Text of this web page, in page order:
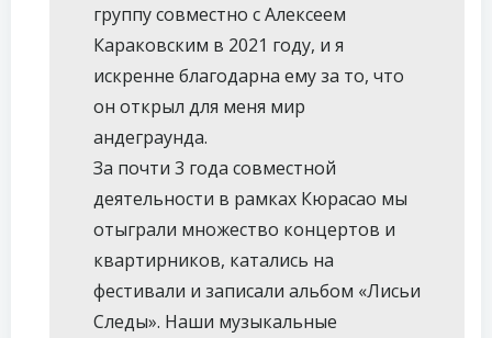
группу совместно с Алексеем
Караковским в 2021 году, и я
искренне благодарна ему за то, что
он открыл для меня мир
андеграунда.
За почти 3 года совместной
деятельности в рамках Кюрасао мы
отыграли множество концертов и
квартирников, катались на
фестивали и записали альбом «Лисьи
Следы». Наши музыкальные